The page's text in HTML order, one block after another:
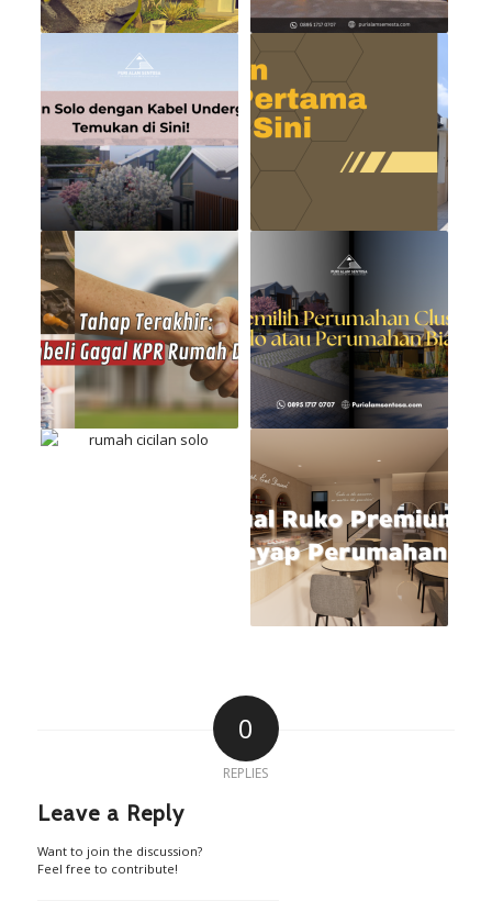
0
REPLIES
Leave a Reply
Want to join the discussion?
Feel free to contribute!